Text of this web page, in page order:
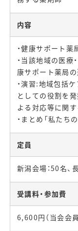
内容
・健康サポート薬
・当該地域の医療
康サポート薬局
・演習:地域包括
としての役割を
よる対応等に関
・まとめ「私たち
定員
新潟会場：50名、
受講料・参加費
6,600円（当会会